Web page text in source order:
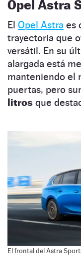
Opel Astra
El Opel Astra es
trayectoria que
versátil. En su
alargada está
manteniendo el
puertas, pero
litros que
El frontal del Astra